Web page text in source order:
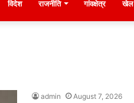
विदेश राजनीति गांवक्षेत्र खेल
admin August 7, 2026